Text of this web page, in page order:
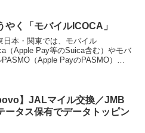
やく「モバイルICOCA」
日本・関東では、モバイル
（Apple Pay等のSuica含む）やモバ
PASMO（Apple PayのPASMO）の
】JALマイル交換／JMB
ータス保有でデータトッピン